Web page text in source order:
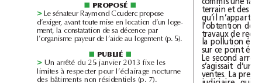
PROPOSÉ
>
Le sénateur Raymond Couderc propose
d’exiger, avant toute mise en location d’un loge-
ment, la constatation de sa décence par
l’organisme payeur de l’aide au logement (p.5).
PUBLIÉ
>
Un arrêté du 25janvier2013 fixe les
limites à respecter pour l’éclairage nocturne
des bâtiments non résidentiels (p.7).